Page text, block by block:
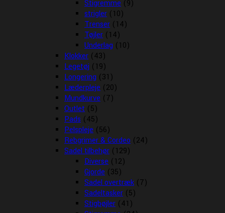
Stigremme (9)
strigler (10)
Trenser (14)
Tøjler (14)
Underlag (10)
Klokker (43)
Legetøj (19)
Longering (31)
Læderpleje (20)
Mundkurve (7)
Outlet (5)
Pads (45)
Pelspleje (56)
Rebgrimer & Cordeo (24)
Sadel tilbehør (129)
Diverse (12)
Gjorde (35)
Sadel overtræk (7)
Sadeltasker (5)
Stigbøjler (41)